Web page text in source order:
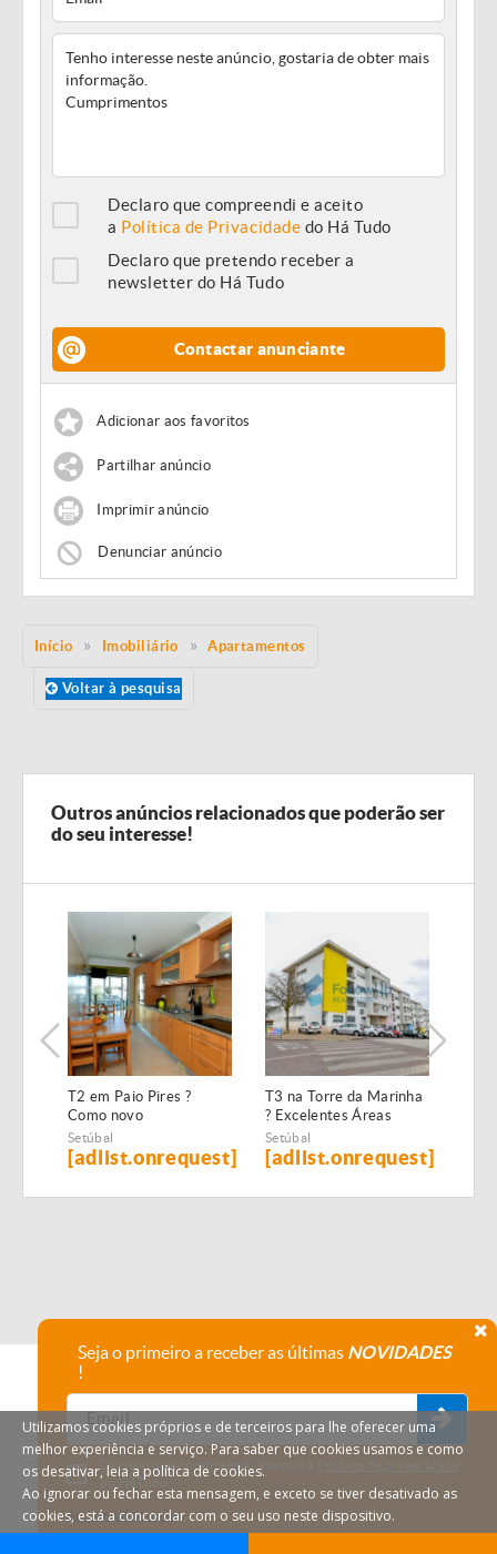
Declaro que compreendi e aceito
a Política de Privacidade do Há Tudo
Declaro que pretendo receber a
newsletter do Há Tudo
Contactar anunciante
Adicionar aos favoritos
Partilhar anúncio
Imprimir anúncio
Denunciar anúncio
Início Imobiliário Apartamentos
Voltar à pesquisa
Outros anúncios relacionados que poderão ser
do seu interesse!
T2 em Paio Pires ?
Como novo
Setúbal
[adlist.onrequest]
T3 na Torre da Marinha
? Excelentes Áreas
Setúbal
[adlist.onrequest]
Seja o primeiro a receber as últimas NOVIDADES
!
Declaro que compreendi e aceito a Política de privacidade
do HáTudo.
Anular subscrição
Utilizamos cookies próprios e de terceiros para lhe oferecer uma
melhor experiência e serviço. Para saber que cookies usamos e como
os desativar, leia a política de cookies.
Ao ignorar ou fechar esta mensagem, e exceto se tiver desativado as
cookies, está a concordar com o seu uso neste dispositivo.